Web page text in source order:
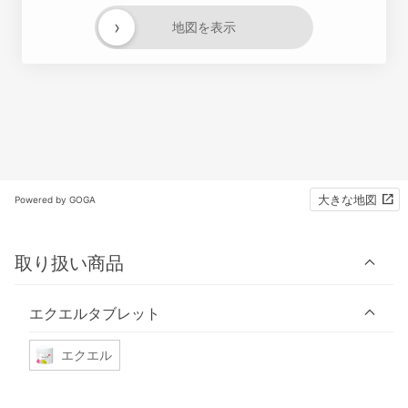
地図を表示
›
Powered by GOGA 大きな地図
取り扱い商品
エクエルタブレット
エクエル